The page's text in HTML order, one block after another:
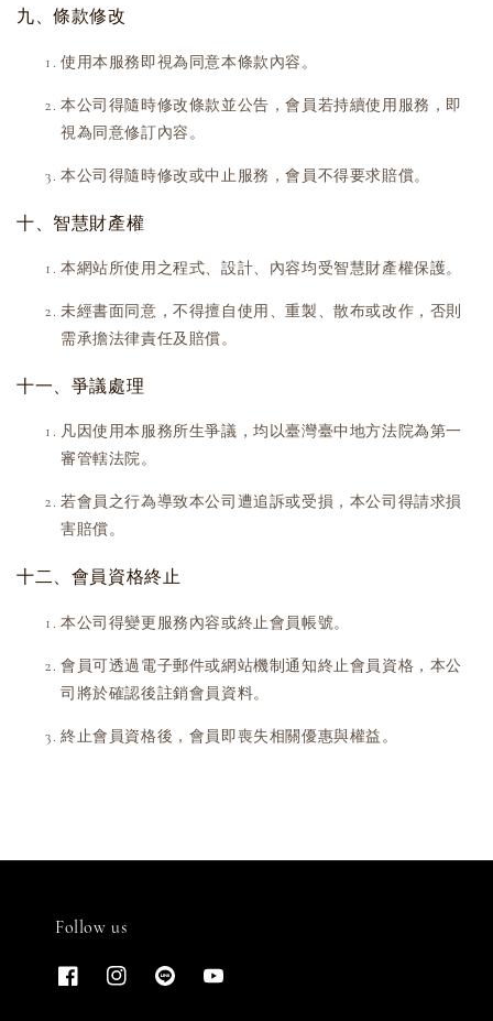
九、條款修改
使用本服務即視為同意本條款內容。
本公司得隨時修改條款並公告，會員若持續使用服務，即
視為同意修訂內容。
本公司得隨時修改或中止服務，會員不得要求賠償。
十、智慧財產權
本網站所使用之程式、設計、內容均受智慧財產權保護。
未經書面同意，不得擅自使用、重製、散布或改作，否則
需承擔法律責任及賠償。
十一、爭議處理
凡因使用本服務所生爭議，均以臺灣臺中地方法院為第一
審管轄法院。
若會員之行為導致本公司遭追訴或受損，本公司得請求損
害賠償。
十二、會員資格終止
本公司得變更服務內容或終止會員帳號。
會員可透過電子郵件或網站機制通知終止會員資格，本公
司將於確認後註銷會員資料。
終止會員資格後，會員即喪失相關優惠與權益。
Follow us